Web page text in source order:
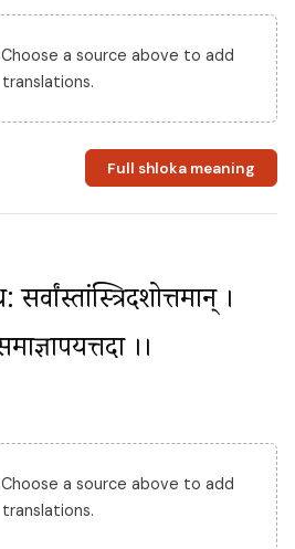
a source above to add
translations.
Full shloka meaning
।
।।
a source above to add
translations.